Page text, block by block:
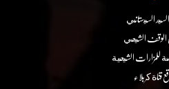
السيستاني
الشيعي
للمزارات الشيعية
قناة كربلاء